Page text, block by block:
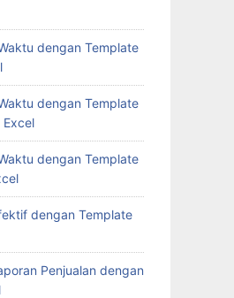
dengan Template
dengan Template
Excel
dengan Template
dengan Template
Penjualan dengan